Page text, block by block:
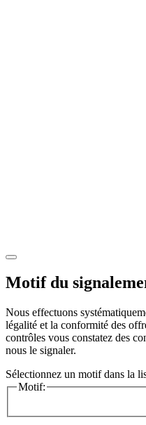
Motif du
Nous effectuons
légalité et la conformité des
contrôles vous constatez des
nous le signaler.
Sélectionnez un motif dans la
Motif: